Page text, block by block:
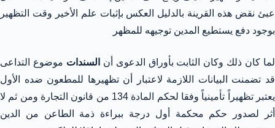
عبئ نقض هذه القرينة بالدليل العكس بإثبات علم الأخير وقت التظهير
بوجود دفع يستطيع المدين توجيهه للمظهر
لما كان ذلك وكان الثابت بأوراق الدعوى أن السندات موضوع التداعى
قد تضمنت البيانات اللازمة لاعتبار أن تظهيرها للمطعون ضده الأول
يعتبر تظهيراً تأمينياً وفقا لحكم المادة 134 من قانون التجارة ومن ثم لا
أثر لصدور حكم محكمة أول درجة ببراءة ذمة الطاعن من الدين